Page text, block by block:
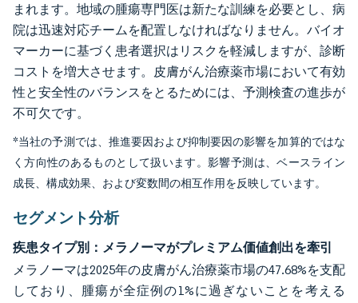
まれます。地域の腫瘍専門医は新たな訓練を必要とし、病
院は迅速対応チームを配置しなければなりません。バイオ
マーカーに基づく患者選択はリスクを軽減しますが、診断
コストを増大させます。皮膚がん治療薬市場において有効
性と安全性のバランスをとるためには、予測検査の進歩が
不可欠です。
*当社の予測では、推進要因および抑制要因の影響を加算的ではな
く方向性のあるものとして扱います。影響予測は、ベースライン
成長、構成効果、および変数間の相互作用を反映しています。
セグメント分析
疾患タイプ別：メラノーマがプレミアム価値創出を牽引
メラノーマは2025年の皮膚がん治療薬市場の47.68%を支配
しており、腫瘍が全症例の1%に過ぎないことを考える